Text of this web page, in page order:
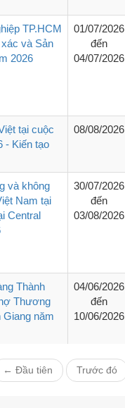
TP.HCM
và Sản
2026
01/07/2026
đến
04/07/2026
tại cuộc
- Kiến tạo
08/08/2026
và không
Nam tại
Central
30/07/2026
đến
03/08/2026
Thành
Thương
Giang năm
04/06/2026
đến
10/06/2026
← Đầu tiên Trước đó